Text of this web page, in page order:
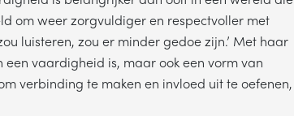
om weer zorgvuldiger en respectvoller met
luisteren, zou er minder gedoe zijn.’ Met haar
vaardigheid is, maar ook een vorm van
verbinding te maken en invloed uit te oefenen,